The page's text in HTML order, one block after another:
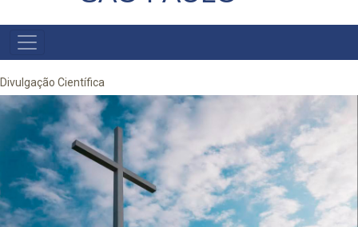
NAVEGADOR
PRINCIPAL
Divulgação Científica